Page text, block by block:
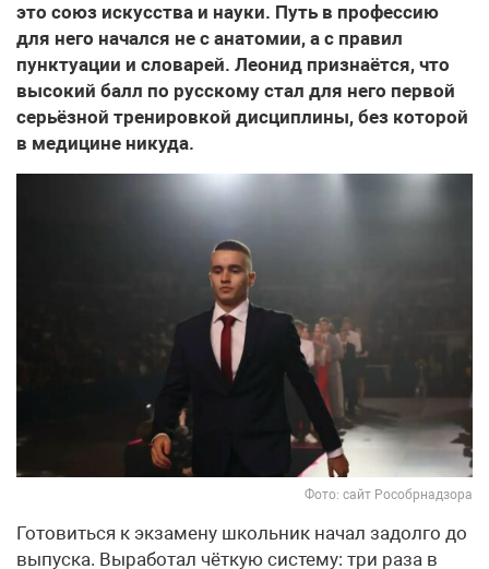
это союз искусства и науки. Путь в профессию
для него начался не с анатомии, а с правил
пунктуации и словарей. Леонид признаётся, что
высокий балл по русскому стал для него первой
серьёзной тренировкой дисциплины, без которой
в медицине никуда.
Фото: сайт Рособрнадзора
Готовиться к экзамену школьник начал задолго до
выпуска. Выработал чёткую систему: три раза в